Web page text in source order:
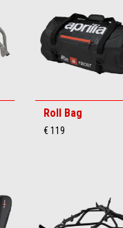
Roll Bag
€ 119